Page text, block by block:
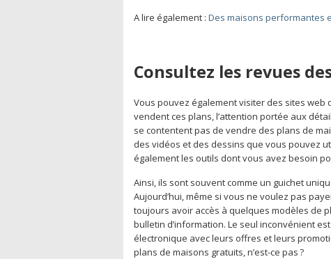
A lire également : Des maisons performantes
Consultez les revues
Vous pouvez également visiter des sites web
vendent ces plans, l’attention portée aux
se contentent pas de vendre des plans de
des vidéos et des dessins que vous pouvez
également les outils dont vous avez besoin
Ainsi, ils sont souvent comme un guichet
Aujourd’hui, même si vous ne voulez pas
toujours avoir accès à quelques modèles de
bulletin d’information. Le seul inconvénient
électronique avec leurs offres et leurs
plans de maisons gratuits, n’est-ce pas ?